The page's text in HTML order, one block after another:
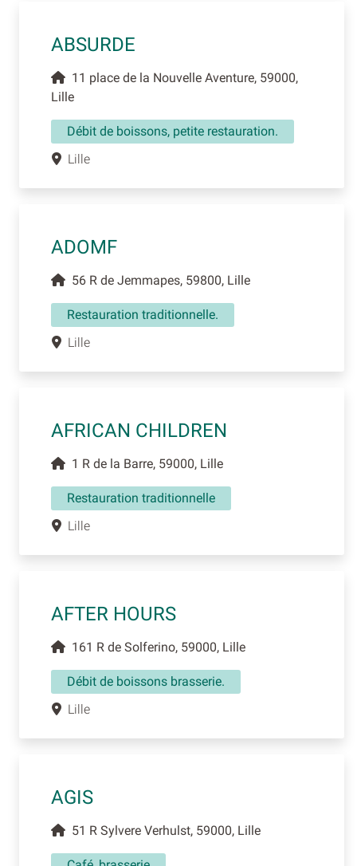
ABSURDE
11 place de la Nouvelle Aventure, 59000,
Lille
Débit de boissons, petite restauration.
Lille
ADOMF
56 R de Jemmapes, 59800, Lille
Restauration traditionnelle.
Lille
AFRICAN CHILDREN
1 R de la Barre, 59000, Lille
Restauration traditionnelle
Lille
AFTER HOURS
161 R de Solferino, 59000, Lille
Débit de boissons brasserie.
Lille
AGIS
51 R Sylvere Verhulst, 59000, Lille